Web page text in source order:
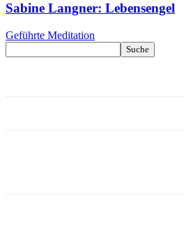
Sabine Langner: Lebensengel
Geführte Meditation